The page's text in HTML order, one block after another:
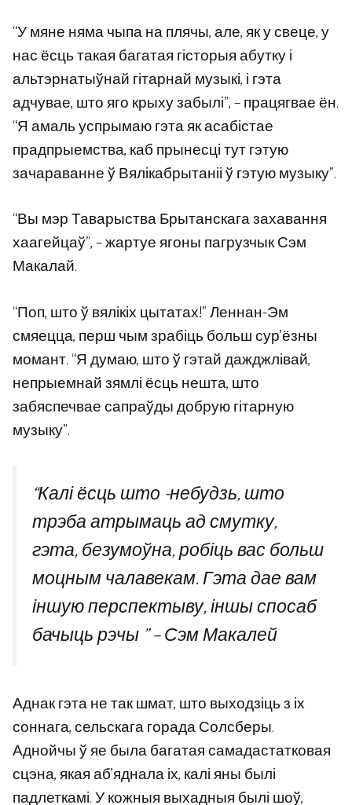
“У мяне няма чыпа на плячы, але, як у свеце, у
нас ёсць такая багатая гісторыя абутку і
альтэрнатыўнай гітарнай музыкі, і гэта
адчувае, што яго крыху забылі”, – працягвае ён.
“Я амаль успрымаю гэта як асабістае
прадпрыемства, каб прынесці тут гэтую
зачараванне ў Вялікабрытаніі ў гэтую музыку”.
“Вы мэр Таварыства Брытанскага захавання
хаагейцаў”, – жартуе ягоны пагрузчык Сэм
Макалай.
“Поп, што ў вялікіх цытатах!” Леннан-Эм
смяецца, перш чым зрабіць больш сур’ёзны
момант. “Я думаю, што ў гэтай дажджлівай,
непрыемнай зямлі ёсць нешта, што
забяспечвае сапраўды добрую гітарную
музыку”.
“Калі ёсць што -небудзь, што
трэба атрымаць ад смутку,
гэта, безумоўна, робіць вас больш
моцным чалавекам. Гэта дае вам
іншую перспектыву, іншы спосаб
бачыць рэчы ” – Сэм Макалей
Аднак гэта не так шмат, што выходзіць з іх
соннага, сельскага горада Солсберы.
Аднойчы ў яе была багатая самадастатковая
сцэна, якая аб’яднала іх, калі яны былі
падлеткамі. У кожныя выхадныя былі шоў,